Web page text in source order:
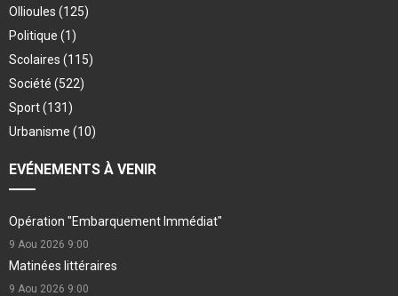
Ollioules (125)
Politique (1)
Scolaires (115)
Société (522)
Sport(131)
Urbanisme (10)
EVÉNEMENTS À VENIR
Opération "Embarquement Immédiat"
9 Aou 2026 9:00
Matinées littéraires
9 Aou 2026 9:00